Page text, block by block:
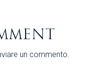
un commento.